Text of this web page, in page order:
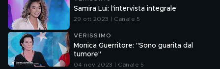
Samira Lui: l'intervista integrale
29 ott 2023 | Canale 5
VERISSIMO
Monica Guerritore: "Sono guarita dal
tumore"
04 nov 2023 | Canale 5